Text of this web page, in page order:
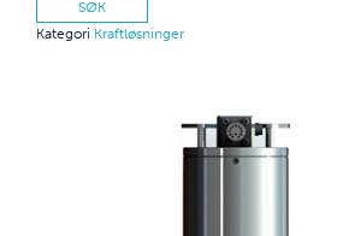
Kategori Kraftløsninger